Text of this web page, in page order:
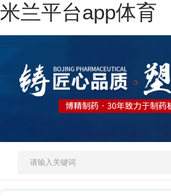
米兰平台app体育
网站米兰平台app体育
施工案例
人才招聘